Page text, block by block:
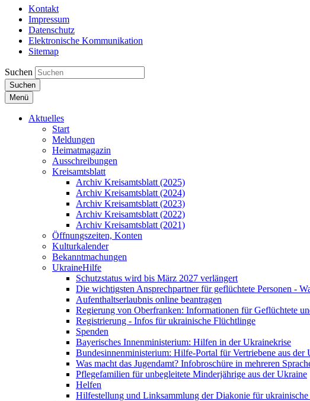
Kontakt
Impressum
Datenschutz
Elektronische Kommunikation
Sitemap
Suchen
Suchen
Menü
Aktuelles
Start
Meldungen
Heimatmagazin
Ausschreibungen
Kreisamtsblatt
Archiv Kreisamtsblatt (2025)
Archiv Kreisamtsblatt (2024)
Archiv Kreisamtsblatt (2023)
Archiv Kreisamtsblatt (2022)
Archiv Kreisamtsblatt (2021)
Öffnungszeiten, Konten
Kulturkalender
Bekanntmachungen
UkraineHilfe
Schutzstatus wird bis März 2027 verlängert
Die wichtigsten Ansprechpartner für geflüchtete Personen -
Aufenthaltserlaubnis online beantragen
Regierung von Oberfranken: Informationen für Geflüchtete
Registrierung - Infos für ukrainische Flüchtlinge
Spenden
Bayerisches Innenministerium: Hilfen in der Ukrainekrise
Bundesinnenministerium: Hilfe-Portal für Vertriebene aus der
Was macht das Jugendamt? Infobroschüre in mehreren
Pflegefamilien für unbegleitete Minderjährige aus der Ukraine
Helfen
Hilfestellung und Linksammlung der Diakonie für ukrainische